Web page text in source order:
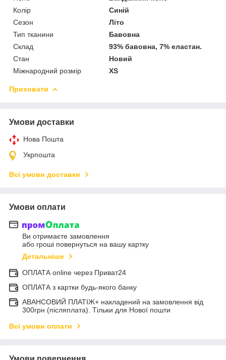
Колір
Синій
Сезон
Літо
Тип тканини
Бавовна
Склад
93% бавовна, 7% еластан.
Стан
Новий
Міжнародний розмір
XS
Приховати
Умови доставки
Нова Пошта
Укрпошта
Всі умови доставки
Умови оплати
Ви отримаєте замовлення
або гроші повернуться на вашу картку
Детальніше
ОПЛАТА online через Приват24
ОПЛАТА з картки будь-якого банку
АВАНСОВИЙ ПЛАТІЖ+ накладений на замовлення від
300грн (післяплата). Тільки для Нової пошти
Всі умови оплати